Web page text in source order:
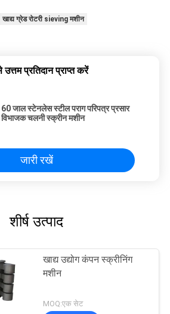
खाद्य ग्रेड रोटरी sieving मशीन
प्रतिदान प्राप्त करें
60 जाल स्टेनलेस स्टील पराग परिपत्र प्रसार
विभाजक चलनी स्क्रीन मशीन
जारी रखें
शीर्ष उत्पाद
खाद्य उद्योग कंपन स्क्रीनिंग
मशीन
MOQ:एक सेट